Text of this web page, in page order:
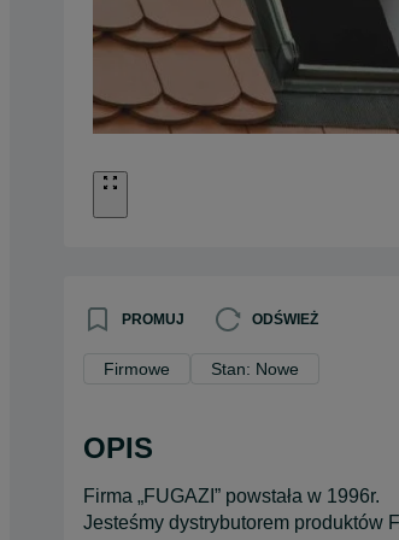
PROMUJ ODŚWIEŻ
Firmowe Stan: Nowe
OPIS
Firma „FUGAZI” powstała w 1996r.
Jesteśmy dystrybutorem produktów